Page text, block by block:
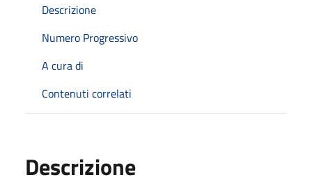
Descrizione
Numero Progressivo
A cura di
Contenuti correlati
Descrizione